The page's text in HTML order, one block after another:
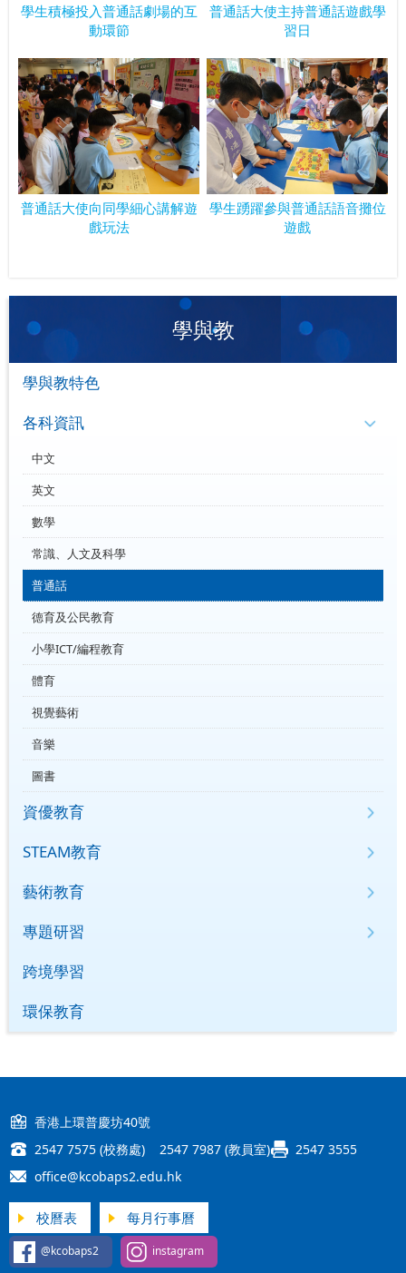
學生積極投入普通話劇場的互
動環節
普通話大使主持普通話遊戲學
習日
普通話大使向同學細心講解遊
戲玩法
學生踴躍參與普通話語音攤位
遊戲
學與教
學與教特色
各科資訊
中文
英文
數學
常識、人文及科學
普通話
德育及公民教育
小學ICT/編程教育
體育
視覺藝術
音樂
圖書
資優教育
STEAM教育
藝術教育
專題研習
跨境學習
環保教育
香港上環普慶坊40號
2547 7575 (校務處) 2547 7987 (教員室)
2547 3555
office@kcobaps2.edu.hk
校曆表 每月行事曆
@kcobaps2 instagram